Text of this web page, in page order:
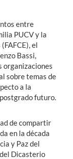
entre
PUCV y la
el
Bassi,
organizaciones
sobre temas de
a la
futuro.
de compartir
en la década
y Paz del
Dicasterio